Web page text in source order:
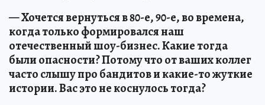
— Хочется вернуться в 80-е, 90-е, во времена,
когда только формировался наш
отечественный шоу-бизнес. Какие тогда
были опасности? Потому что от ваших коллег
часто слышу про бандитов и какие-то жуткие
истории. Вас это не коснулось тогда?